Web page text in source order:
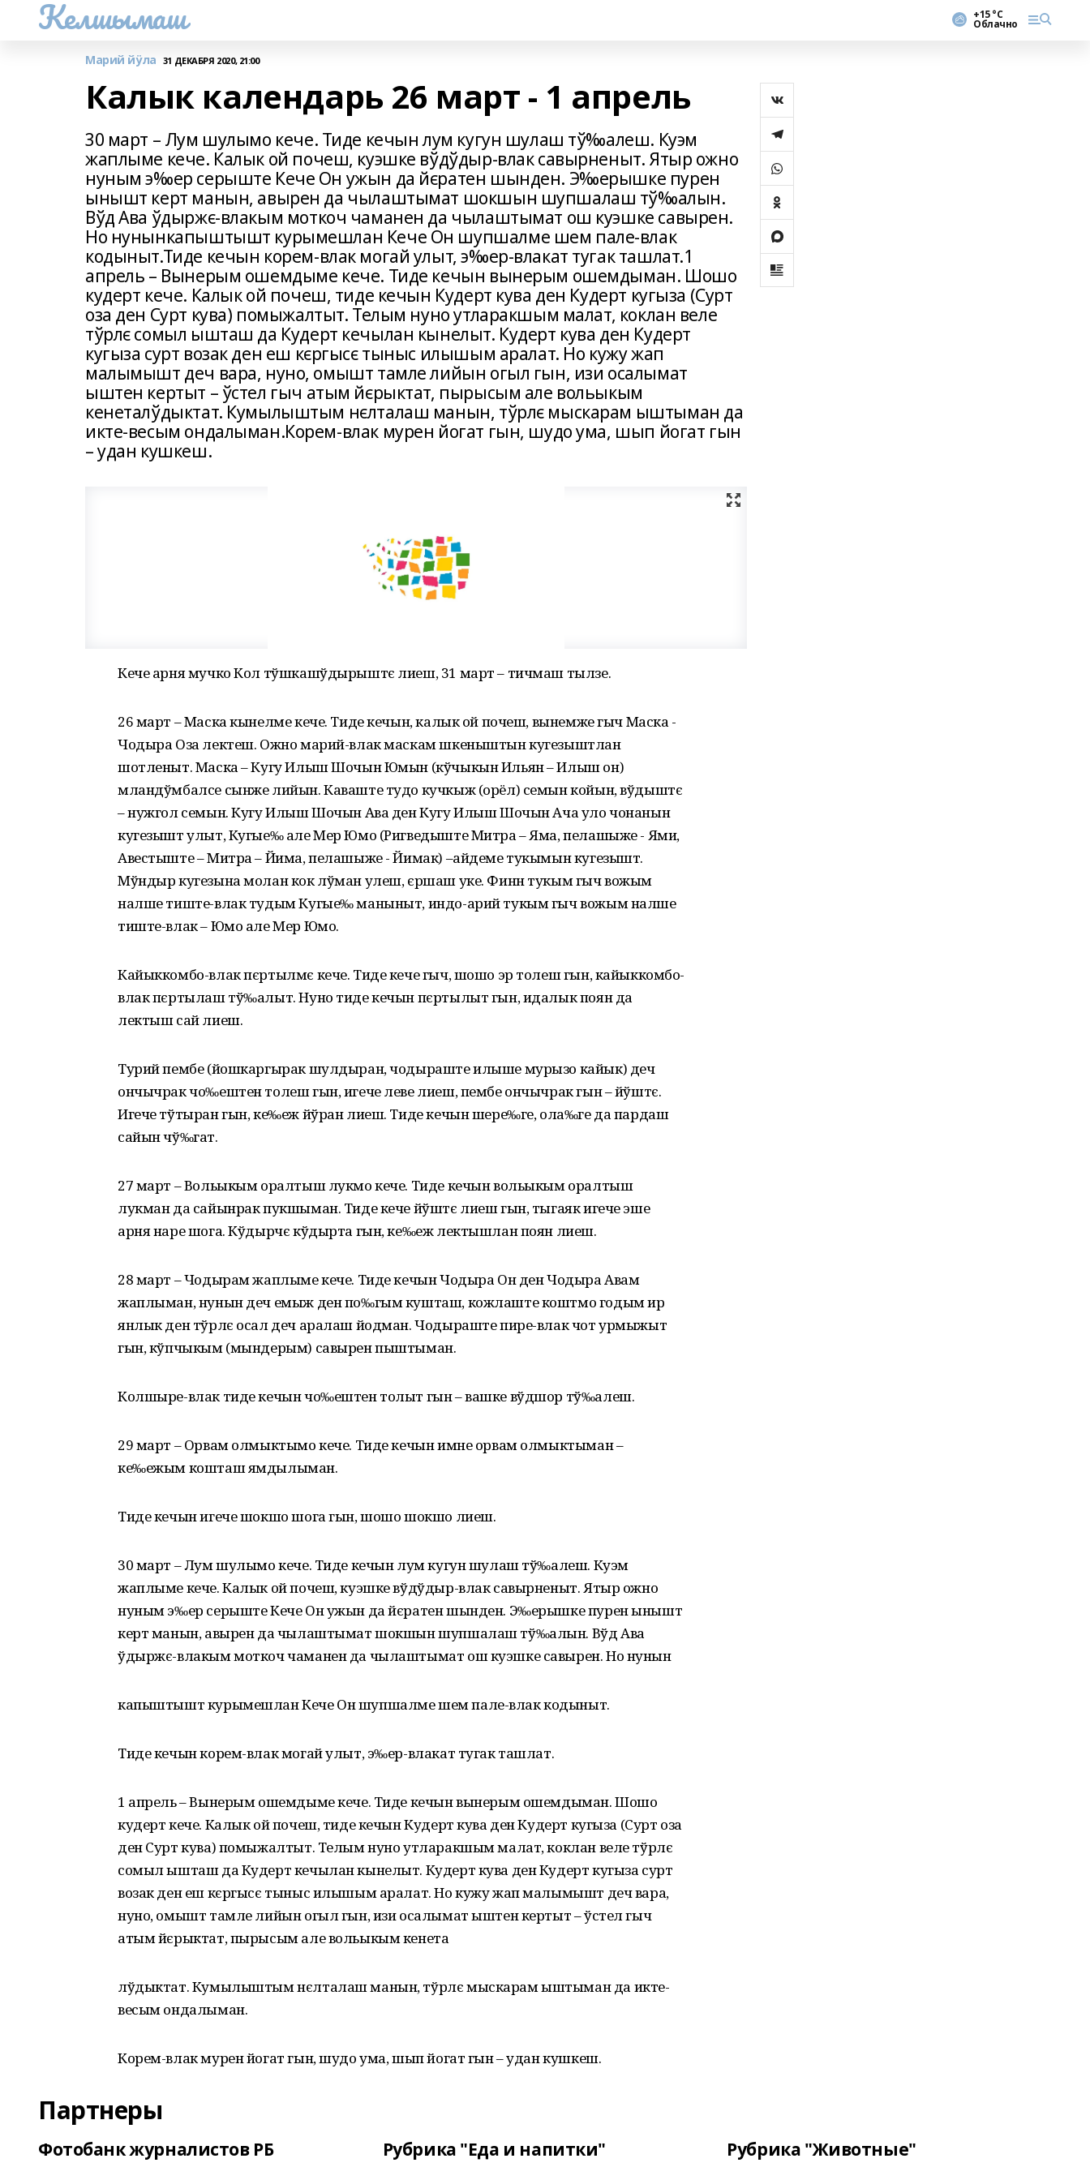
Келшымаш +15 °С
Облачно
Марий йӱла 31 ДЕКАБРЯ 2020, 21:00
Калык календарь 26 март - 1 апрель
30 март – Лум шулымо кече. Тиде кечын лум кугун шулаш тў‰алеш. Куэм
жаплыме кече. Калык ой почеш, куэшке вўдўдыр-влак савырненыт. Ятыр ожно
нуным э‰ер серыште Кече Он ужын да йєратен шынден. Э‰ерышке пурен
ынышт керт манын, авырен да чылаштымат шокшын шупшалаш тў‰алын.
Вўд Ава ўдыржє-влакым моткоч чаманен да чылаштымат ош куэшке савырен.
Но нунынкапыштышт курымешлан Кече Он шупшалме шем пале-влак
кодыныт.Тиде кечын корем-влак могай улыт, э‰ер-влакат тугак ташлат.1
апрель – Вынерым ошемдыме кече. Тиде кечын вынерым ошемдыман. Шошо
кудерт кече. Калык ой почеш, тиде кечын Кудерт кува ден Кудерт кугыза (Сурт
оза ден Сурт кува) помыжалтыт. Телым нуно утларакшым малат, коклан веле
тўрлє сомыл ышташ да Кудерт кечылан кынелыт. Кудерт кува ден Кудерт
кугыза сурт возак ден еш кєргысє тыныс илышым аралат. Но кужу жап
малымышт деч вара, нуно, омышт тамле лийын огыл гын, изи осалымат
ыштен кертыт – ўстел гыч атым йєрыктат, пырысым але вольыкым
кенеталўдыктат. Кумылыштым нєлталаш манын, тўрлє мыскарам ыштыман да
икте-весым ондалыман.Корем-влак мурен йогат гын, шудо ума, шып йогат гын
– удан кушкеш.
Кече арня мучко Кол тўшкашўдырыштє лиеш, 31 март – тичмаш тылзе.
26 март – Маска кынелме кече. Тиде кечын, калык ой почеш, вынемже гыч Маска -
Чодыра Оза лектеш. Ожно марий-влак маскам шкеныштын кугезыштлан
шотленыт. Маска – Кугу Илыш Шочын Юмын (кўчыкын Ильян – Илыш он)
мландўмбалсе сынже лийын. Каваште тудо кучкыж (орёл) семын койын, вўдыштє
– нужгол семын. Кугу Илыш Шочын Ава ден Кугу Илыш Шочын Ача уло чонанын
кугезышт улыт, Кугые‰ але Мер Юмо (Ригведыште Митра – Яма, пелашыже - Ями,
Авестыште – Митра – Йима, пелашыже - Йимак) –айдеме тукымын кугезышт.
Мўндыр кугезына молан кок лўман улеш, єршаш уке. Финн тукым гыч вожым
налше тиште-влак тудым Кугые‰ маныныт, индо-арий тукым гыч вожым налше
тиште-влак – Юмо але Мер Юмо.
Кайыккомбо-влак пєртылмє кече. Тиде кече гыч, шошо эр толеш гын, кайыккомбо-
влак пєртылаш тў‰алыт. Нуно тиде кечын пєртылыт гын, идалык поян да
лектыш сай лиеш.
Турий пембе (йошкаргырак шулдыран, чодыраште илыше мурызо кайык) деч
ончычрак чо‰ештен толеш гын, игече леве лиеш, пембе ончычрак гын – йўштє.
Игече тўтыран гын, ке‰еж йўран лиеш. Тиде кечын шере‰ге, ола‰ге да пардаш
сайын чў‰гат.
27 март – Вольыкым оралтыш лукмо кече. Тиде кечын вольыкым оралтыш
лукман да сайынрак пукшыман. Тиде кече йўштє лиеш гын, тыгаяк игече эше
арня наре шога. Кўдырчє кўдырта гын, ке‰еж лектышлан поян лиеш.
28 март – Чодырам жаплыме кече. Тиде кечын Чодыра Он ден Чодыра Авам
жаплыман, нунын деч емыж ден по‰гым кушташ, кожлаште коштмо годым ир
янлык ден тўрлє осал деч аралаш йодман. Чодыраште пире-влак чот урмыжыт
гын, кўпчыкым (мындерым) савырен пыштыман.
Колшыре-влак тиде кечын чо‰ештен толыт гын – вашке вўдшор тў‰алеш.
29 март – Орвам олмыктымо кече. Тиде кечын имне орвам олмыктыман –
ке‰ежым кошташ ямдылыман.
Тиде кечын игече шокшо шога гын, шошо шокшо лиеш.
30 март – Лум шулымо кече. Тиде кечын лум кугун шулаш тў‰алеш. Куэм
жаплыме кече. Калык ой почеш, куэшке вўдўдыр-влак савырненыт. Ятыр ожно
нуным э‰ер серыште Кече Он ужын да йєратен шынден. Э‰ерышке пурен ынышт
керт манын, авырен да чылаштымат шокшын шупшалаш тў‰алын. Вўд Ава
ўдыржє-влакым моткоч чаманен да чылаштымат ош куэшке савырен. Но нунын
капыштышт курымешлан Кече Он шупшалме шем пале-влак кодыныт.
Тиде кечын корем-влак могай улыт, э‰ер-влакат тугак ташлат.
1 апрель – Вынерым ошемдыме кече. Тиде кечын вынерым ошемдыман. Шошо
кудерт кече. Калык ой почеш, тиде кечын Кудерт кува ден Кудерт кугыза (Сурт оза
ден Сурт кува) помыжалтыт. Телым нуно утларакшым малат, коклан веле тўрлє
сомыл ышташ да Кудерт кечылан кынелыт. Кудерт кува ден Кудерт кугыза сурт
возак ден еш кєргысє тыныс илышым аралат. Но кужу жап малымышт деч вара,
нуно, омышт тамле лийын огыл гын, изи осалымат ыштен кертыт – ўстел гыч
атым йєрыктат, пырысым але вольыкым кенета
лўдыктат. Кумылыштым нєлталаш манын, тўрлє мыскарам ыштыман да икте-
весым ондалыман.
Корем-влак мурен йогат гын, шудо ума, шып йогат гын – удан кушкеш.
Партнеры
Фотобанк журналистов РБ Рубрика "Еда и напитки" Рубрика "Животные"